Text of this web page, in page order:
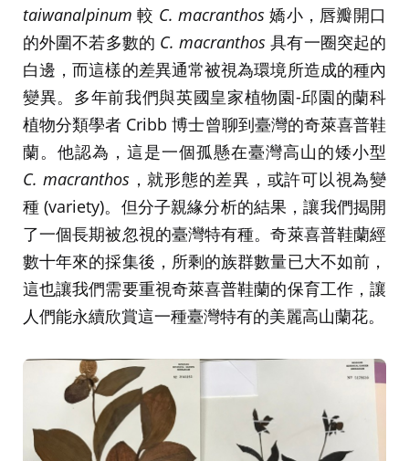
taiwanalpinum 較 C. macranthos 嬌小，唇瓣開口
的外圍不若多數的 C. macranthos 具有一圈突起的
白邊，而這樣的差異通常被視為環境所造成的種內
變異。多年前我們與英國皇家植物園-邱園的蘭科
植物分類學者 Cribb 博士曾聊到臺灣的奇萊喜普鞋
蘭。他認為，這是一個孤懸在臺灣高山的矮小型
C. macranthos，就形態的差異，或許可以視為變
種 (variety)。但分子親緣分析的結果，讓我們揭開
了一個長期被忽視的臺灣特有種。奇萊喜普鞋蘭經
數十年來的採集後，所剩的族群數量已大不如前，
這也讓我們需要重視奇萊喜普鞋蘭的保育工作，讓
人們能永續欣賞這一種臺灣特有的美麗高山蘭花。